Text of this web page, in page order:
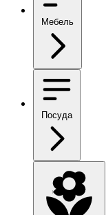
Мебель
Посуда